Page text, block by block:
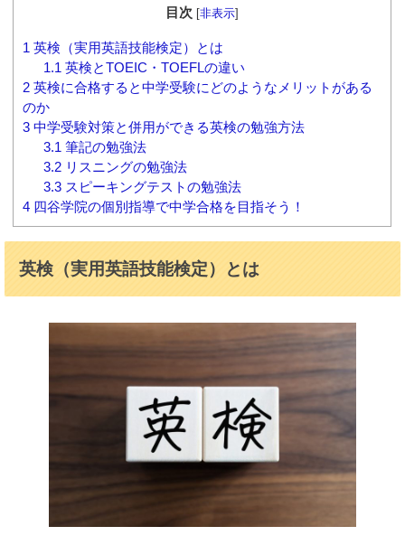
目次 [非表示]
1 英検（実用英語技能検定）とは
1.1 英検とTOEIC・TOEFLの違い
2 英検に合格すると中学受験にどのようなメリットがある
のか
3 中学受験対策と併用ができる英検の勉強方法
3.1 筆記の勉強法
3.2リスニングの勉強法
3.3スピーキングテストの勉強法
4 四谷学院の個別指導で中学合格を目指そう！
英検（実用英語技能検定）とは